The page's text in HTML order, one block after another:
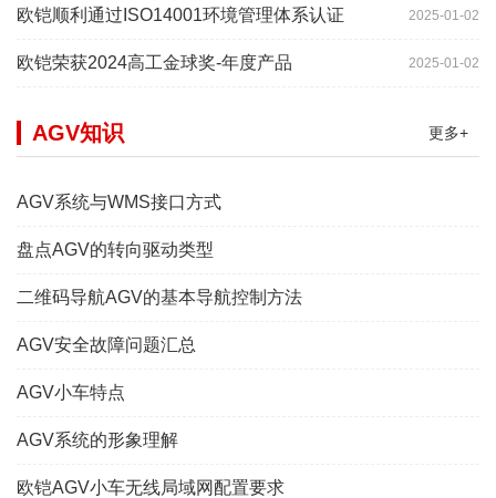
2025-01-02
欧铠顺利通过ISO14001环境管理体系认证
2025-01-02
欧铠荣获2024高工金球奖-年度产品
更多+
AGV知识
AGV系统与WMS接口方式
盘点AGV的转向驱动类型
二维码导航AGV的基本导航控制方法
AGV安全故障问题汇总
AGV小车特点
AGV系统的形象理解
欧铠AGV小车无线局域网配置要求